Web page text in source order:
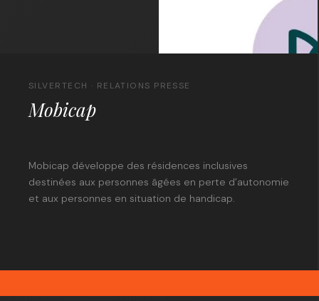
SILVERTECH · RELATIONS PRESSE
Mobicap
Mobicap développe des résidences inclusives
destinées aux personnes âgées en perte d’autonomie
et aux personnes en situation de handicap.